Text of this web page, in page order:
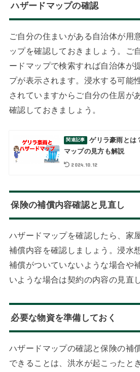
ハザードマップの確認
ご自分の住まいがある自治体が用
ップを確認しておきましょう。ご
ードマップで検索すれば自治体が
プが表示されます。浸水する可能
されていますからご自分の住居が
確認しておきましょう。
ゲリラ豪雨とは
マップの見方も解説
2024.10.12
保険の補償内容確認と見直し
ハザードマップを確認したら、家
補償内容を確認しましょう。浸水
補償がついていないような場合や
いような場合は契約の内容の見直
必要な物資を準備しておく
ハザードマップの確認と保険の補
できることは、洪水が起こったと